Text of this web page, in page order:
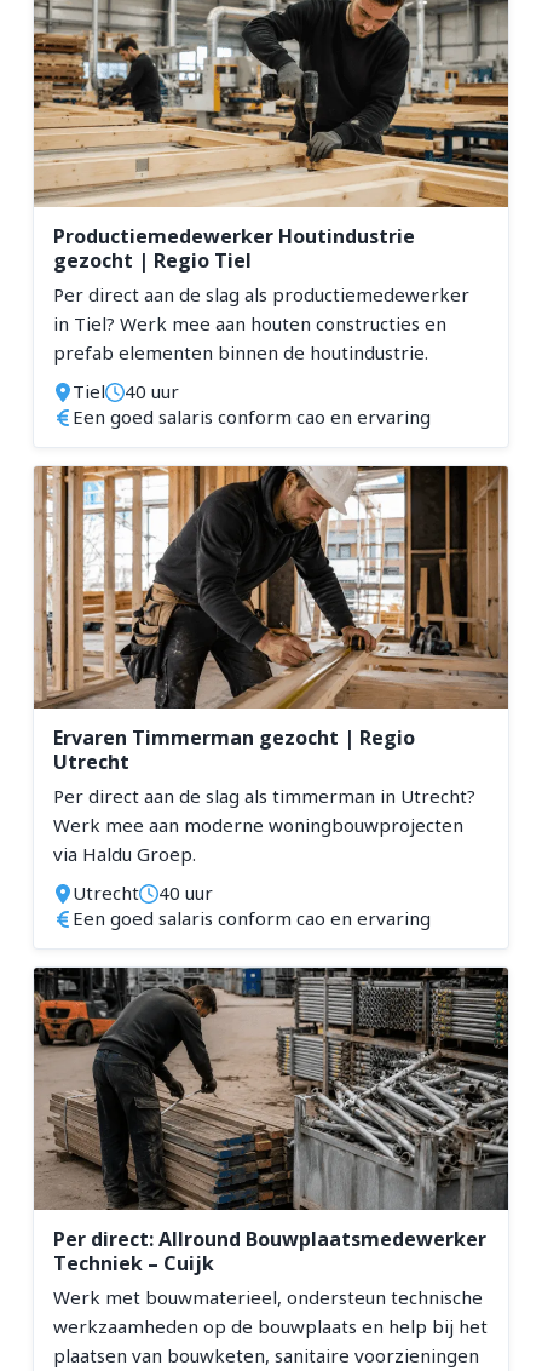
Productiemedewerker Houtindustrie
gezocht | Regio Tiel
Per direct aan de slag als productiemedewerker
in Tiel? Werk mee aan houten constructies en
prefab elementen binnen de houtindustrie.
Tiel
40 uur
Een goed salaris conform cao en ervaring
Ervaren Timmerman gezocht | Regio
Utrecht
Per direct aan de slag als timmerman in Utrecht?
Werk mee aan moderne woningbouwprojecten
via Haldu Groep.
Utrecht
40 uur
Een goed salaris conform cao en ervaring
Per direct: Allround Bouwplaatsmedewerker
Techniek – Cuijk
Werk met bouwmaterieel, ondersteun technische
werkzaamheden op de bouwplaats en help bij het
plaatsen van bouwketen, sanitaire voorzieningen